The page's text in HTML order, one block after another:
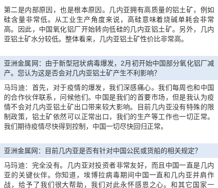
第二是内部原因，也是根本原因。几内亚拥有高质量的铝土矿，例如
硅含量非常低。从工业生产角度来说，高硅意味着烧碱单耗会非常
高。因此，中国氧化铝厂开始转向低硅的几内亚铝土矿。另外，几内
亚铝土矿水分较低。整体看来，几内亚铝土矿性价比非常高。
亚洲金属网：由于新型冠状病毒爆发，2月初开始中国部分氧化铝厂减
产。您认为这是否会对几内亚铝土矿产生不利影响？
马玛迪：首先，对于疫情的爆发，我们深感痛心。我们每周也和中国
的合作伙伴联系，问候他们。中国是我们的首要市场，但是我认为疫
情不会对几内亚铝土矿出口带来较大影响。目前几内亚没有特殊的限
制政策，铝土矿依然可以正常出口，我们的生产等工作也一切正常。
我们期待疫情尽快得到控制，中国一切尽快回归正常。
亚洲金属网：目前几内亚是否有针对中国公民或货船的相关规定？
马玛迪：完全没有。几内亚对投资者非常友好，而且中国一直是几内
亚的关键伙伴。你知道，埃博拉病毒期间中国一直和几内亚并肩作
战，给予了我们很大帮助，我们对此永怀感恩之心。和其它国家一